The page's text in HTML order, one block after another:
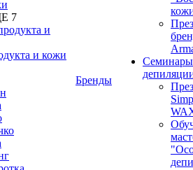
7
и кожи
Бренды